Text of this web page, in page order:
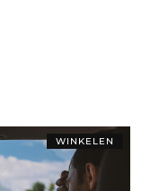
WINKELEN